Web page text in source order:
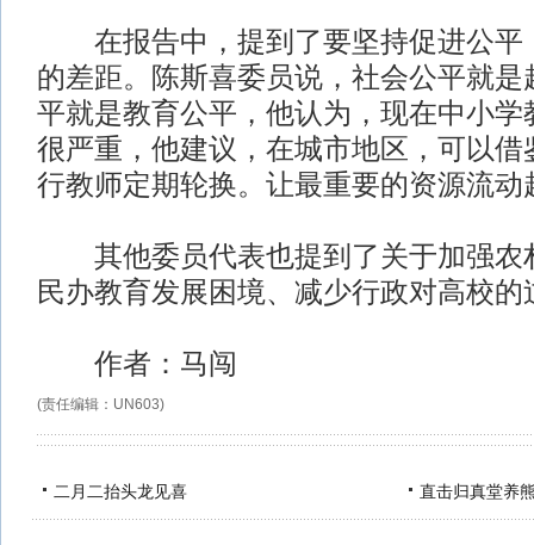
在报告中，提到了要坚持促进公平
的差距。陈斯喜委员说，社会公平就是
平就是教育公平，他认为，现在中小学
很严重，他建议，在城市地区，可以借
行教师定期轮换。让最重要的资源流动
其他委员代表也提到了关于加强农
民办教育发展困境、减少行政对高校
作者：马闯
(责任编辑：UN603)
二月二抬头龙见喜 直击归真堂养